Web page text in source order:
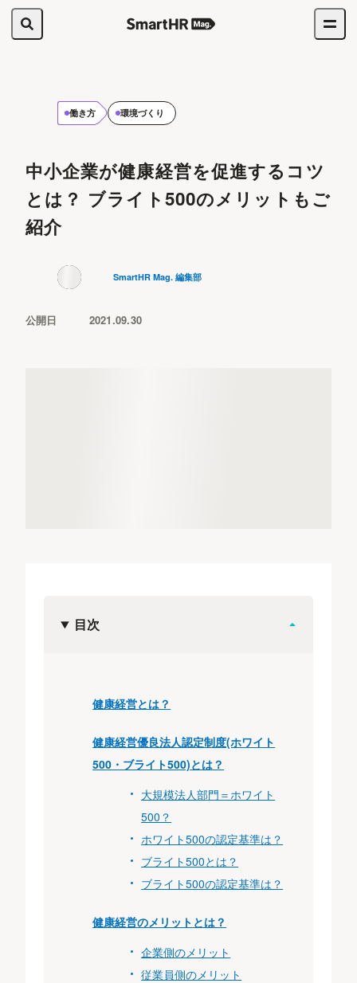
働き方 環境づくり
中小企業が健康経営を促進するコツ
とは？ ブライト500のメリットもご
紹介
SmartHR Mag. 編集部
公開日 2021.09.30
目次
健康経営とは？
健康経営優良法人認定制度(ホワイト
500・ブライト500)とは？
大規模法人部門＝ホワイト
500？
ホワイト500の認定基準は？
ブライト500とは？
ブライト500の認定基準は？
健康経営のメリットとは？
企業側のメリット
従業員側のメリット